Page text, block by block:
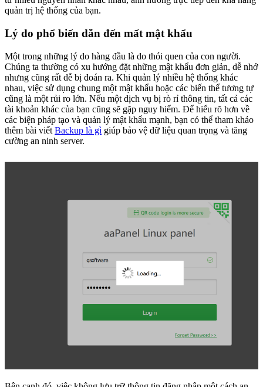
quản trị hệ thống của bạn.
Lý do phổ biến dẫn đến mất mật khẩu
Một trong những lý do hàng đầu là do thói quen của con người.
Chúng ta thường có xu hướng đặt những mật khẩu đơn giản, dễ nhớ
nhưng cũng rất dễ bị đoán ra. Khi quản lý nhiều hệ thống khác
nhau, việc sử dụng chung một mật khẩu hoặc các biến thể tương tự
cũng là một rủi ro lớn. Nếu một dịch vụ bị rò rỉ thông tin, tất cả các
tài khoản khác của bạn cũng sẽ gặp nguy hiểm. Để hiểu rõ hơn về
các biện pháp tạo và quản lý mật khẩu mạnh, bạn có thể tham khảo
thêm bài viết Backup là gì giúp bảo vệ dữ liệu quan trọng và tăng
cường an ninh server.